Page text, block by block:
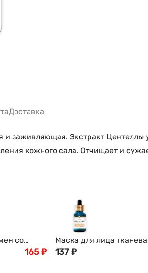
Доставка
и заживляющая. Экстракт
кожного сала. Отчищает и
со
курицы
165₽
Маска для лица
2в1 с экстрактом
137₽